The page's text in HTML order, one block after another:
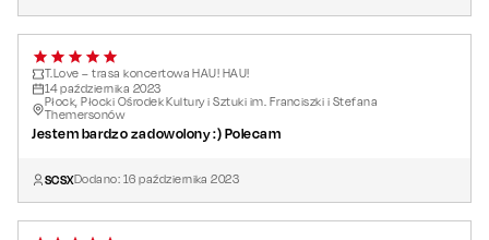
T.Love – trasa koncertowa HAU! HAU!
14października 2023
Płock, Płocki Ośrodek Kultury i Sztuki im. Franciszki i Stefana
Themersonów
Jestem bardzo zadowolony :) Polecam
SCSXDodano: 16 października 2023